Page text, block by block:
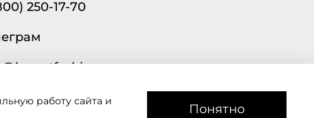
250-17-70
рады помочь!
работу сайта и
Понятно